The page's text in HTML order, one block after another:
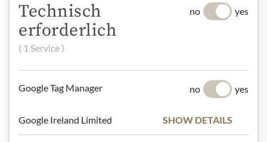
Čokolády
Technisch
erforderlich
( 1 Service )
no yes
Google Tag Manager no yes
Google Ireland Limited SHOW DETAILS